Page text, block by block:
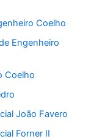
Coelho
Engenheiro
Coelho
João Favero
Forner II